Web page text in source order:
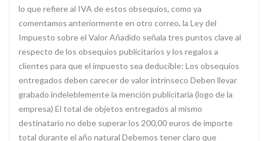
lo que refiere al IVA de estos obsequios, como ya
comentamos anteriormente en otro correo, la Ley del
Impuesto sobre el Valor Añadido señala tres puntos clave al
respecto de los obsequios publicitarios y los regalos a
clientes para que el impuesto sea deducible: Los obsequios
entregados deben carecer de valor intrínseco Deben llevar
grabado indeleblemente la mención publicitaria (logo de la
empresa) El total de objetos entregados al mismo
destinatario no debe superar los 200,00 euros de importe
total durante el año natural Debemos tener claro que